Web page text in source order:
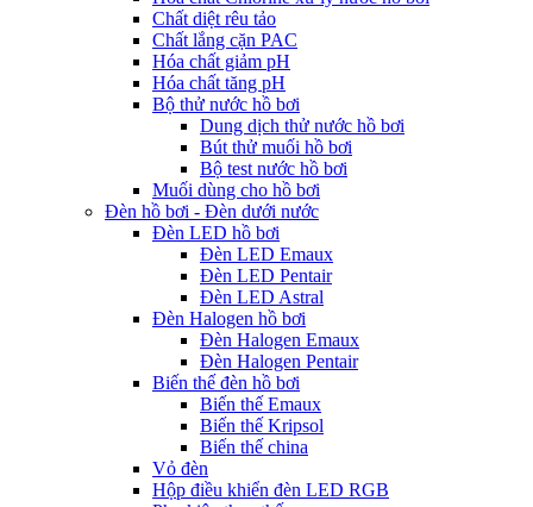
Chất diệt rêu tảo
Chất lắng cặn PAC
Hóa chất giảm pH
Hóa chất tăng pH
Bộ thử nước hồ bơi
Dung dịch thử nước hồ bơi
Bút thử muối hồ bơi
Bộ test nước hồ bơi
Muối dùng cho hồ bơi
Đèn hồ bơi - Đèn dưới nước
Đèn LED hồ bơi
Đèn LED Emaux
Đèn LED Pentair
Đèn LED Astral
Đèn Halogen hồ bơi
Đèn Halogen Emaux
Đèn Halogen Pentair
Biến thế đèn hồ bơi
Biến thế Emaux
Biến thế Kripsol
Biến thế china
Vỏ đèn
Hộp điều khiển đèn LED RGB